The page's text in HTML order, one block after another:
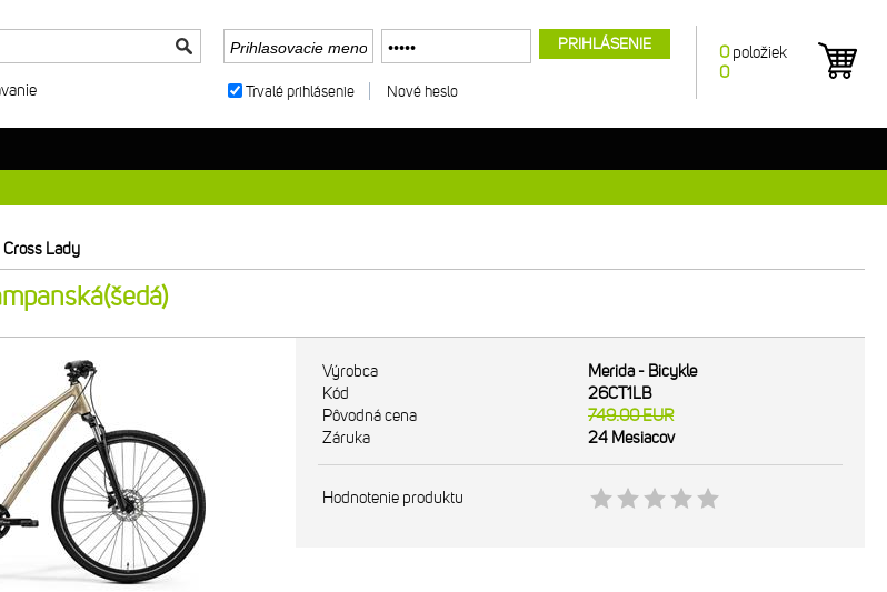
Cross Lady
Výrobca
Merida - Bicykle
Kód
26CT1LB
Pôvodná cena
749.00EUR
Záruka
24 Mesiacov
Hodnotenie produktu
0 položiek
0
PRIHLÁSENIE
Trvalé prihlásenie Nové heslo